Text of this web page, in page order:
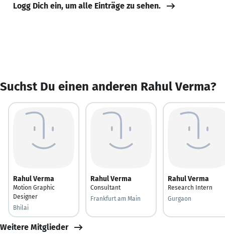
Logg Dich ein, um alle Einträge zu sehen.
Suchst Du einen anderen Rahul Verma?
Rahul Verma
Motion Graphic
Designer
Bhilai
Rahul Verma
Consultant
Frankfurt am Main
Rahul Verma
Research Intern
Gurgaon
Weitere Mitglieder